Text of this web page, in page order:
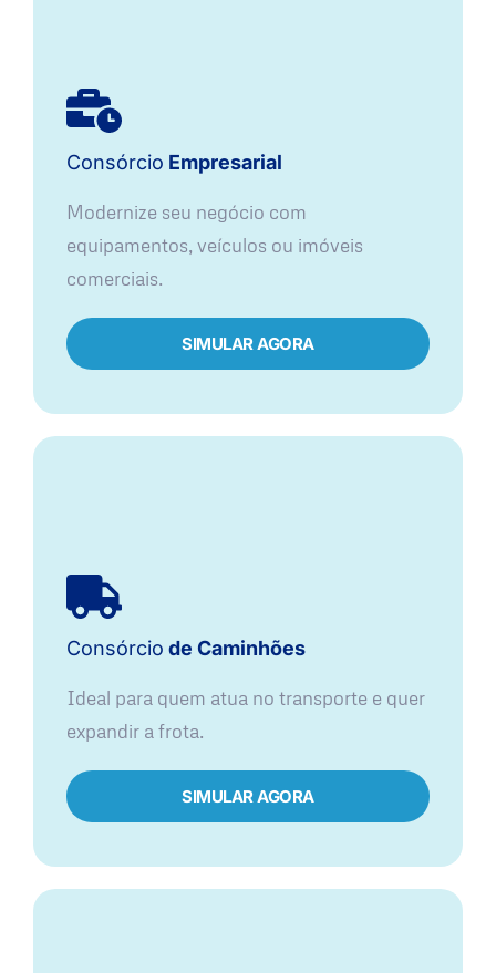
Consórcio Empresarial
Modernize seu negócio com
equipamentos, veículos ou imóveis
comerciais.
SIMULAR AGORA
Consórcio de Caminhões
Ideal para quem atua no transporte e quer
expandir a frota.
SIMULAR AGORA